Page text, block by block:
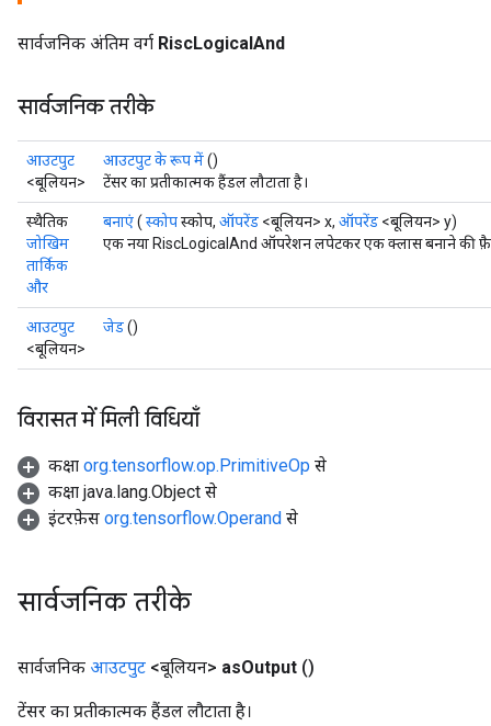
सार्वजनिक अंतिम वर्ग RiscLogicalAnd
सार्वजनिक तरीके
आउटपुट
<बूलियन>
आउटपुट के रूप में()
टेंसर का प्रतीकात्मक हैंडल लौटाता है।
स्थैतिक
जोखिम
तार्किक
और
बनाएं( स्कोपस्कोप, ऑपरेंड <बूलियन> x, ऑपरेंड <बूलियन> y)
एक नया RiscLogicalAnd ऑपरेशन लपेटकर एक क्लास बनाने की
आउटपुट
<बूलियन>
जेड()
विरासत में मिली विधियाँ
कक्षा org.tensorflow.op.PrimitiveOp से
कक्षा java.lang.Object से
इंटरफ़ेस org.tensorflow.Operand से
सार्वजनिक तरीके
सार्वजनिक आउटपुट <बूलियन> asOutput ()
टेंसर का प्रतीकात्मक हैंडल लौटाता है।